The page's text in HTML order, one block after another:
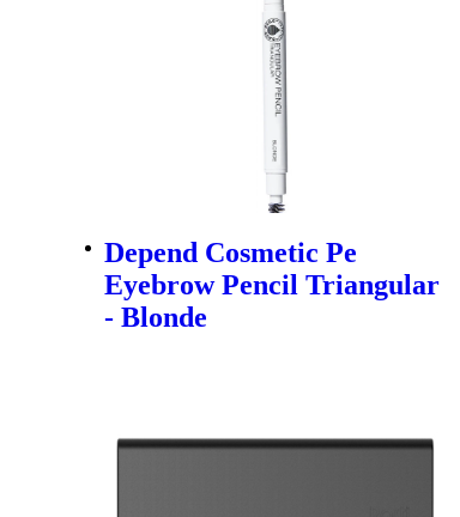
Depend Cosmetic Pe
Eyebrow Pencil Triangular
- Blonde